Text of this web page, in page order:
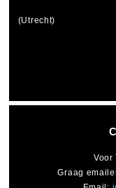
Voor
Graag
(Utrecht)